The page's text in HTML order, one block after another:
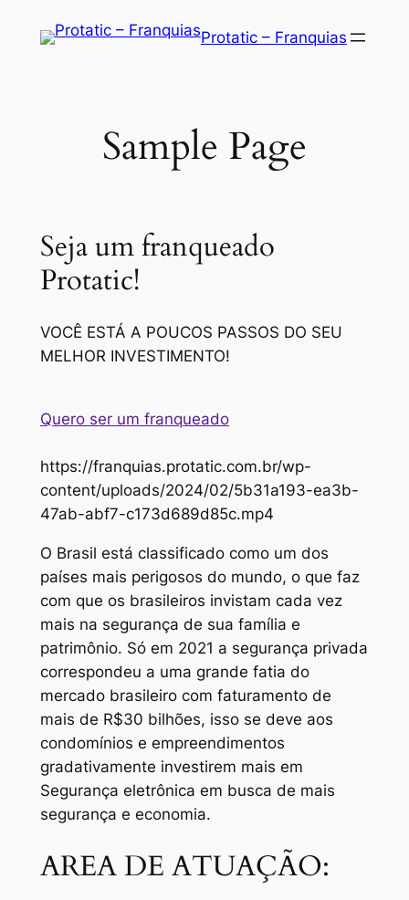
Protatic – Franquias
Sample Page
Seja um franqueado
Protatic!
VOCÊ ESTÁ A POUCOS PASSOS DO SEU
MELHOR INVESTIMENTO!
Quero ser um franqueado
https://franquias.protatic.com.br/wp-
content/uploads/2024/02/5b31a193-ea3b-
47ab-abf7-c173d689d85c.mp4
O Brasil está classificado como um dos
países mais perigosos do mundo, o que faz
com que os brasileiros invistam cada vez
mais na segurança de sua família e
patrimônio. Só em 2021 a segurança privada
correspondeu a uma grande fatia do
mercado brasileiro com faturamento de
mais de R$30 bilhões, isso se deve aos
condomínios e empreendimentos
gradativamente investirem mais em
Segurança eletrônica em busca de mais
segurança e economia.
AREA DE ATUAÇÃO: